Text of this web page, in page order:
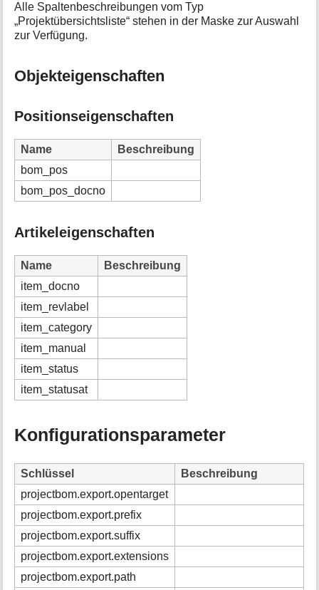
Alle Spaltenbeschreibungen vom Typ
„Projektübersichtsliste“ stehen in der Maske zur Auswahl
zur Verfügung.
Objekteigenschaften
Positionseigenschaften
Name
Beschreibung
bom_pos
bom_pos_docno
Artikeleigenschaften
Name
Beschreibung
item_docno
item_revlabel
item_category
item_manual
item_status
item_statusat
Konfigurationsparameter
Schlüssel
Beschreibung
projectbom.export.opentarget
projectbom.export.prefix
projectbom.export.suffix
projectbom.export.extensions
projectbom.export.path